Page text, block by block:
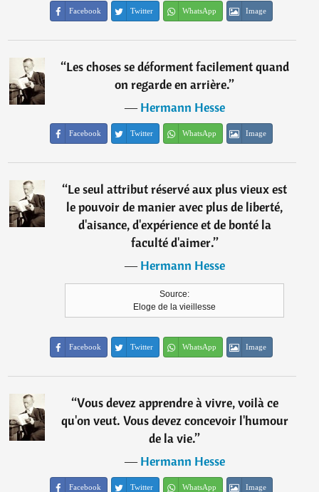
Facebook Twitter WhatsApp Image
“Les choses se déforment facilement quand
on regarde en arrière.”
―Hermann Hesse
Facebook Twitter WhatsApp Image
“Le seul attribut réservé aux plus vieux est
le pouvoir de manier avec plus de liberté,
d'aisance, d'expérience et de bonté la
faculté d'aimer.”
―Hermann Hesse
Source:
Eloge de la vieillesse
Facebook Twitter WhatsApp Image
“Vous devez apprendre à vivre, voilà ce
qu'on veut. Vous devez concevoir l'humour
de la vie.”
―Hermann Hesse
Facebook Twitter WhatsApp Image